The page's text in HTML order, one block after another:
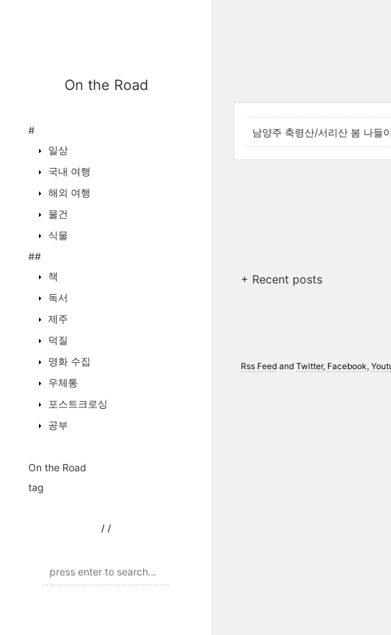
On the Road
#
일상
국내 여행
해외 여행
물건
식물
##
책
독서
제주
덕질
영화 수집
우체통
포스트크로싱
공부
On the Road
tag
/ /
남양주 축령산/서리산 봄 나들이
+ Recent posts
Rss Feedand Twitter, Facebook,